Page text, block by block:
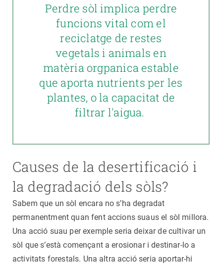
Perdre sòl implica perdre
funcions vital com el
reciclatge de restes
vegetals i animals en
matèria orgpanica estable
que aporta nutrients per les
plantes, o la capacitat de
filtrar l'aigua.
Causes de la desertificació i
la degradació dels sòls?
Sabem que un sòl encara no s’ha degradat
permanentment quan fent accions suaus el sòl millora.
Una acció suau per exemple seria deixar de cultivar un
sòl que s’està començant a erosionar i destinar-lo a
activitats forestals. Una altra acció seria aportar-hi